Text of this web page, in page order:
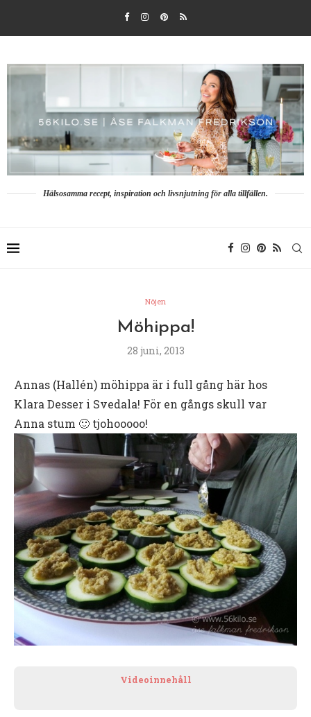
Hälsosamma recept, inspiration och livsnjutning för alla tillfällen.
Nöjen
Möhippa!
28 juni, 2013
Annas (Hallén) möhippa är i full gång här hos
Klara Desser i Svedala! För en gångs skull var
Anna stum 🙂 tjohooooo!
Videoinnehåll